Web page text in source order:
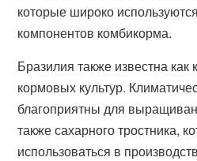
которые широко
компонентов комбикорма.
Бразилия также известна
кормовых культур.
благоприятны для
также сахарного тростника,
использоваться в